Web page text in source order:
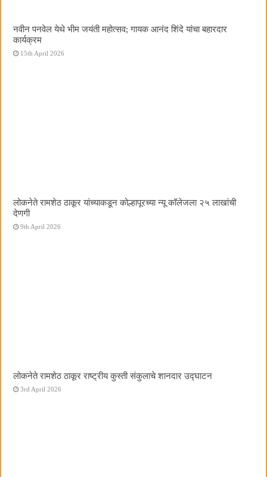
नवीन पनवेल येथे भीम जयंती महोत्सव; गायक आनंद शिंदे यांचा बहारदार
कार्यक्रम
15th April 2026
लोकनेते रामशेठ ठाकूर यांच्याकडून कोल्हापूरच्या न्यू कॉलेजला २५ लाखांची
देणगी
9th April 2026
लोकनेते रामशेठ ठाकूर राष्ट्रीय कुस्ती संकुलाचे शानदार उद्घाटन
3rd April 2026